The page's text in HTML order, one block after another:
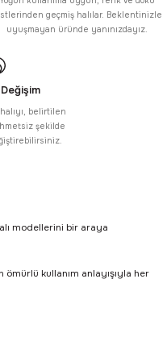
geçmiş halılar. Beklentinizle
uyuşmayan üründe yanınızdayız.
belirtilen
şekilde
modellerini bir araya
kullanım anlayışıyla her